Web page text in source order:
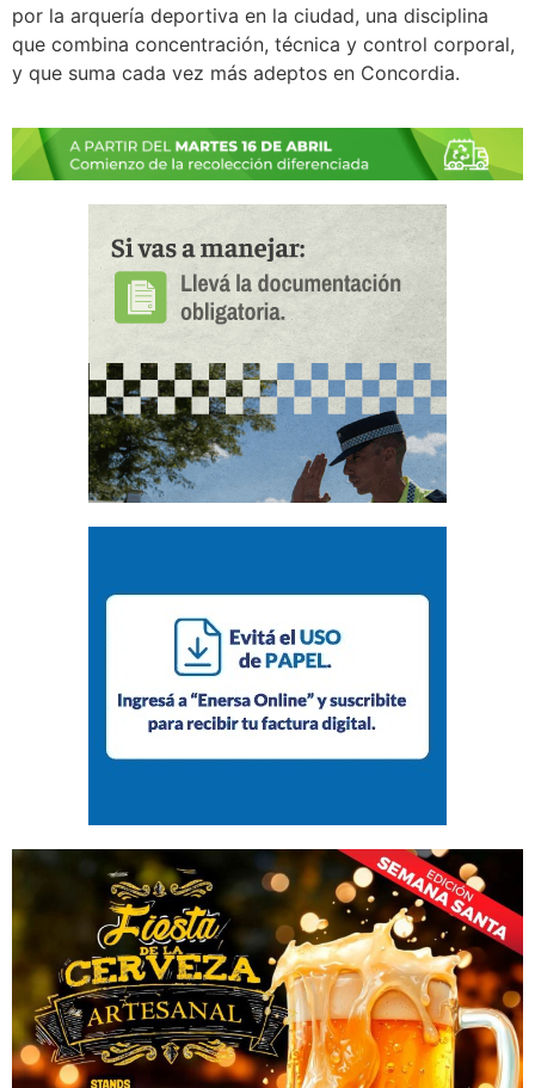
por la arquería deportiva en la ciudad, una disciplina
que combina concentración, técnica y control corporal,
y que suma cada vez más adeptos en Concordia.